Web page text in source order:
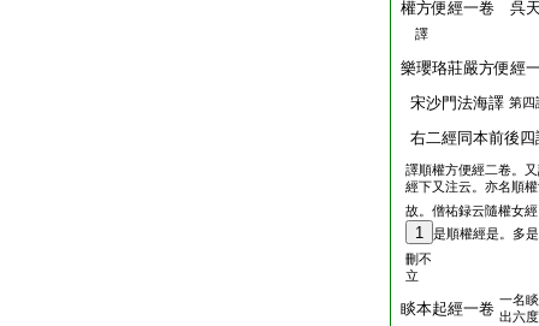
權方便經一卷 呉
譯
樂瓔珞莊嚴方便經
宋沙門法海譯 第四
右二經同本前後
譯順權方便經二卷。
經下又注云。亦名順
故。僧祐録云隨權女
1
是順權經是。多
刪不
立
睒本起經一卷 一名
出六